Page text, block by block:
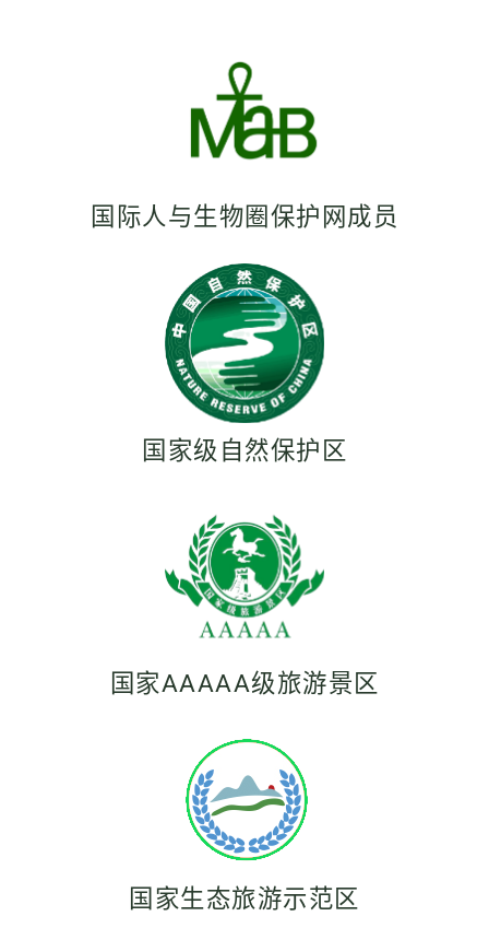
国际人与生物圈保护网成员
国家级自然保护区
国家AAAAA级旅游景区
国家生态旅游示范区